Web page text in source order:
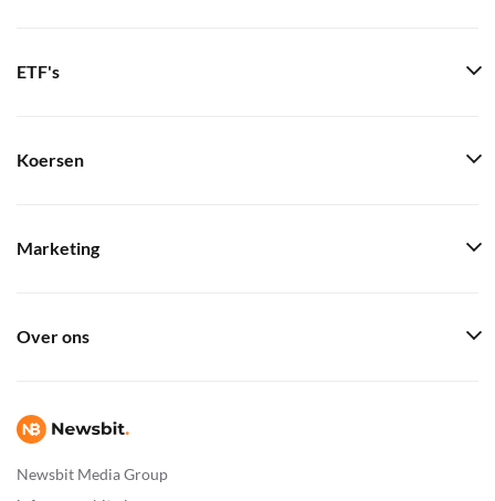
Newsbit Media Group
ETF's
Koersen
Marketing
Over ons